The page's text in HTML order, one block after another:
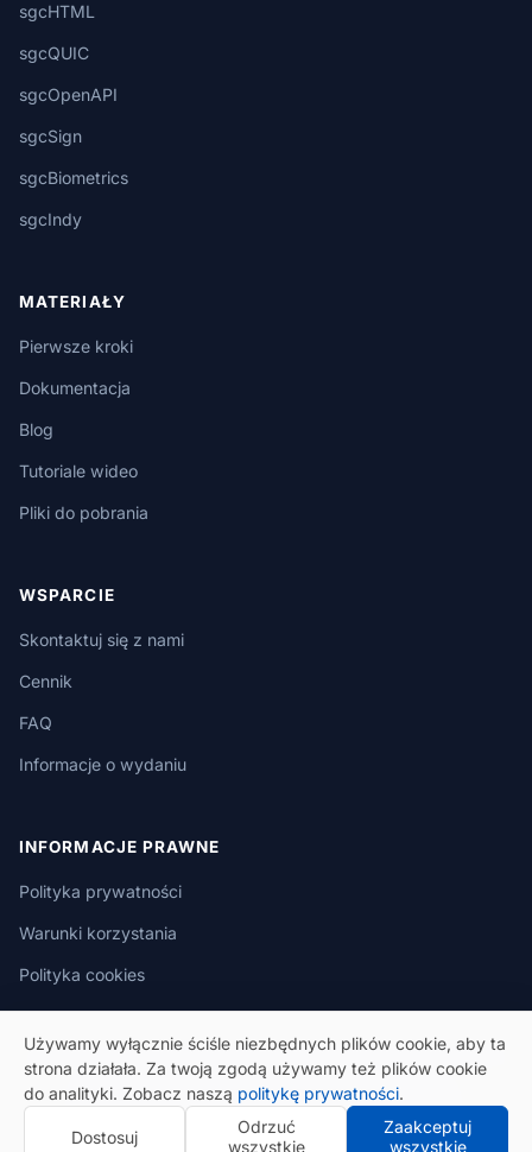
sgcHTML
sgcQUIC
sgcOpenAPI
sgcSign
sgcBiometrics
sgcIndy
MATERIAŁY
Pierwsze kroki
Dokumentacja
Blog
Tutoriale wideo
Pliki do pobrania
WSPARCIE
Skontaktuj się z nami
Cennik
FAQ
Informacje o wydaniu
INFORMACJE PRAWNE
Polityka prywatności
Warunki korzystania
Polityka cookies
© 2026 eSeGeCe. Wszelkie prawa zastrzeżone.
Polityka prywatnościWarunki korzystania
Używamy wyłącznie ściśle niezbędnych plików cookie, aby ta
strona działała. Za twoją zgodą używamy też plików cookie
do analityki. Zobacz naszą politykę prywatności.
Dostosuj
Odrzuć
wszystkie
Zaakceptuj
wszystkie